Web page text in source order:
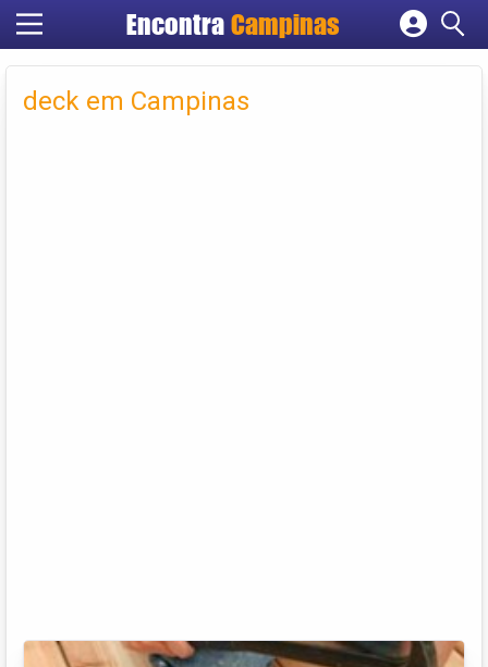
Encontra Campinas
Cadastrar empresa
Criar conta
deck em Campinas